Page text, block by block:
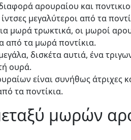
αρουραίου και
μεγαλύτεροι από τα
μωρά τρωκτικά, οι μωροί
από τα μωρά ποντίκια.
δισκέτα αυτιά, ένα
ουρά.
είναι συνήθως άτριχες
τα ποντίκια.
μωρών